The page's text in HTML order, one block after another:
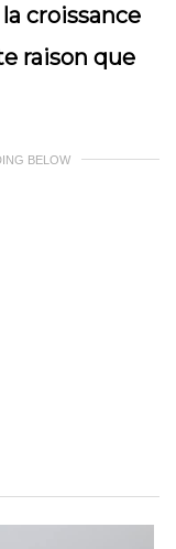
croissance
raison que
BELOW